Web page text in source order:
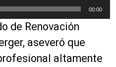
00:00
de Renovación
aseveró que
altamente